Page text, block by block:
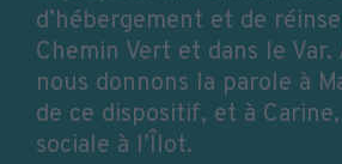
d’hébergement et de
Chemin Vert et dans le Var.
nous donnons la parole à
de ce dispositif, et à
sociale à l’Îlot.